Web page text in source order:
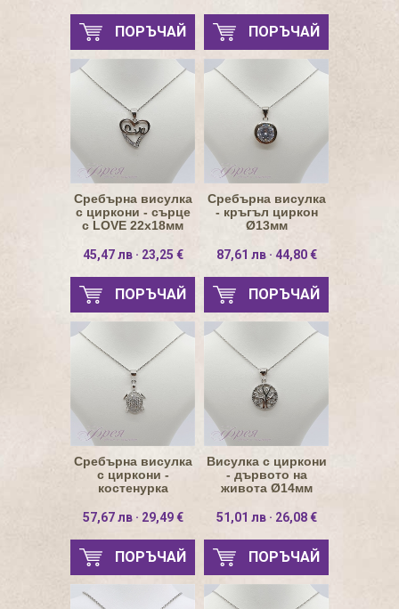
ПОРЪЧАЙ ПОРЪЧАЙ
Сребърна висулка
с циркони - сърце
с LOVE 22х18мм
45,47 лв · 23,25 €
ПОРЪЧАЙ
Сребърна висулка
- кръгъл циркон
Ø13мм
87,61 лв · 44,80 €
ПОРЪЧАЙ
Сребърна висулка
с циркони -
костенурка
57,67 лв · 29,49 €
ПОРЪЧАЙ
Висулка с циркони
- дървото на
живота Ø14мм
51,01 лв · 26,08 €
ПОРЪЧАЙ